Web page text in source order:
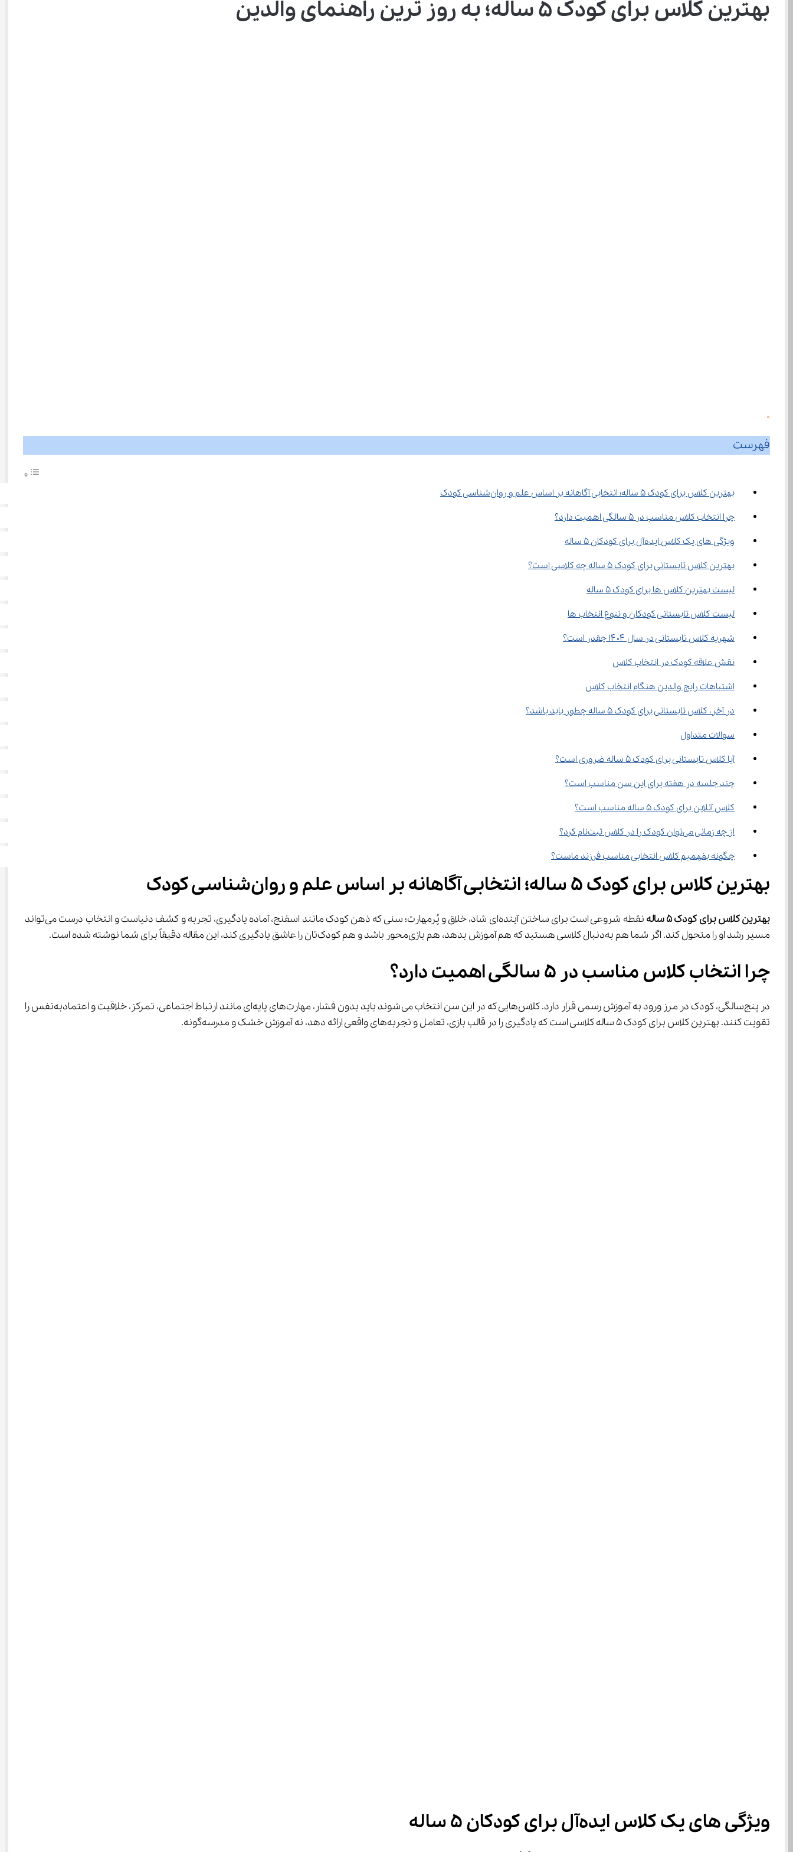
بهترین کلاس برای کودک ۵ ساله؛ به روز ترین راهنمای والدین
0
فهرست
بهترین کلاس برای کودک ۵ ساله؛ انتخابی آگاهانه بر اساس علم و روان‌شناسی کودک
چرا انتخاب کلاس مناسب در ۵ سالگی اهمیت دارد؟
ویژگی‌ های یک کلاس ایده‌آل برای کودکان ۵ ساله
بهترین کلاس تابستانی برای کودک ۵ ساله چه کلاسی است؟
لیست بهترین کلاس ها برای کودک ۵ ساله
لیست کلاس تابستانی کودکان و تنوع انتخاب‌ ها
شهریه کلاس تابستانی در سال ۱۴۰۴ چقدر است؟
نقش علاقه کودک در انتخاب کلاس
اشتباهات رایج والدین هنگام انتخاب کلاس
در آخر، کلاس تابستانی برای کودک ۵ ساله چطور باید باشد؟
سوالات متداول
آیا کلاس تابستانی برای کودک ۵ ساله ضروری است؟
چند جلسه در هفته برای این سن مناسب است؟
کلاس آنلاین برای کودک ۵ ساله مناسب است؟
از چه زمانی می‌توان کودک را در کلاس ثبت‌نام کرد؟
چگونه بفهمیم کلاس انتخابی مناسب فرزند ماست؟
بهترین کلاس برای کودک ۵ ساله؛ انتخابی آگاهانه بر اساس علم و روان‌شناسی کودک
بهترین کلاس برای کودک ۵ ساله
نقطه شروعی است برای ساختن آینده‌ای شاد، خلاق و پُرمهارت؛ سنی که ذهن کودک مانند اسفنج، آماده یادگیری، تجربه و کشف دنیاست و انتخاب درست می‌تواند
مسیر رشد او را متحول کند. اگر شما هم به‌دنبال کلاسی هستید که هم آموزش بدهد، هم بازی‌محور باشد و هم کودک‌تان را عاشق یادگیری کند، این مقاله دقیقاً برای شما نوشته شده است.
چرا انتخاب کلاس مناسب در ۵ سالگی اهمیت دارد؟
در پنج‌سالگی، کودک در مرز ورود به آموزش رسمی قرار دارد. کلاس‌هایی که در این سن انتخاب می‌شوند باید بدون فشار، مهارت‌های پایه‌ای مانند ارتباط اجتماعی، تمرکز، خلاقیت و اعتمادبه‌نفس را
تقویت کنند. بهترین کلاس برای کودک ۵ ساله کلاسی است که یادگیری را در قالب بازی، تعامل و تجربه‌های واقعی ارائه دهد، نه آموزش خشک و مدرسه‌گونه.
ویژگی‌ های یک کلاس ایده‌آل برای کودکان ۵ ساله